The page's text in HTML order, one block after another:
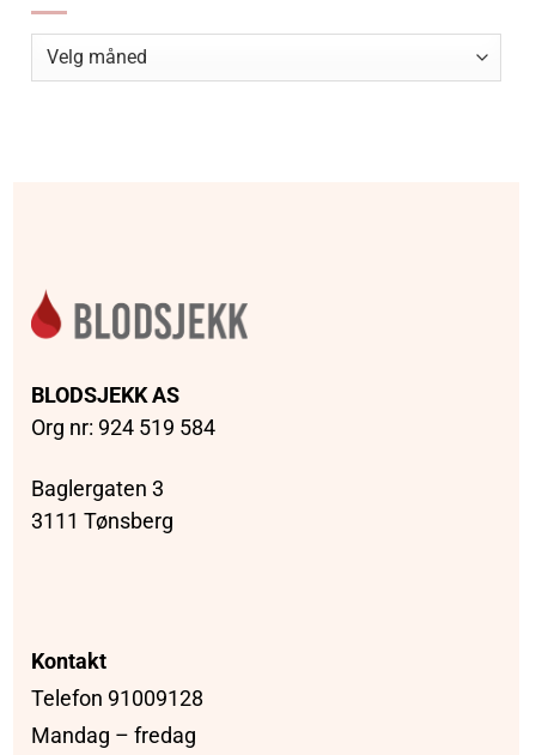
BLODSJEKK AS
Org nr: 924 519 584
Baglergaten 3
3111 Tønsberg
Kontakt
Telefon 91009128
Mandag – fredag